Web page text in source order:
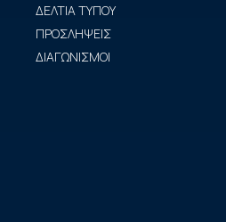
ΔΕΛΤΙΑ ΤΥΠΟΥ
ΠΡΟΣΛΗΨΕΙΣ
ΔΙΑΓΩΝΙΣΜΟΙ